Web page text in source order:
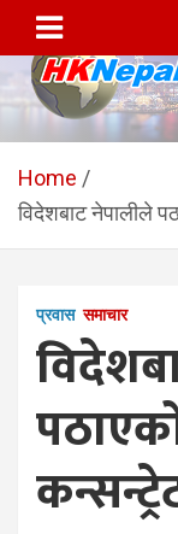
content
सञ्चालित
पत्रिका
hknepal,
Home
विदेशबाट नेपालीले
प्रवास समाचार